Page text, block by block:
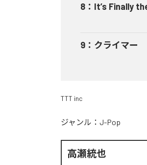
8 ： It’s Finally
9 ： クライマー
TTT inc
ジャンル： J-Pop
高瀬統也